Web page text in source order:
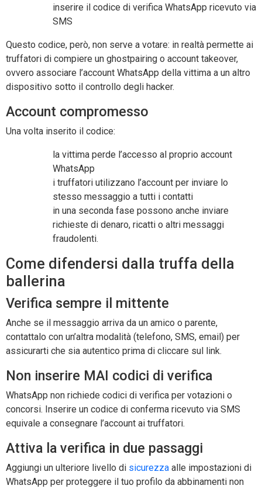
inserire il codice di verifica WhatsApp ricevuto via
SMS
Questo codice, però, non serve a votare: in realtà permette ai
truffatori di compiere un ghostpairing o account takeover,
ovvero associare l’account WhatsApp della vittima a un altro
dispositivo sotto il controllo degli hacker.
Account compromesso
Una volta inserito il codice:
la vittima perde l’accesso al proprio account
WhatsApp
i truffatori utilizzano l’account per inviare lo
stesso messaggio a tutti i contatti
in una seconda fase possono anche inviare
richieste di denaro, ricatti o altri messaggi
fraudolenti.
Come difendersi dalla truffa della
ballerina
Verifica sempre il mittente
Anche se il messaggio arriva da un amico o parente,
contattalo con un’altra modalità (telefono, SMS, email) per
assicurarti che sia autentico prima di cliccare sul link.
Non inserire MAI codici di verifica
WhatsApp non richiede codici di verifica per votazioni o
concorsi. Inserire un codice di conferma ricevuto via SMS
equivale a consegnare l’account ai truffatori.
Attiva la verifica in due passaggi
Aggiungi un ulteriore livello di sicurezza alle impostazioni di
WhatsApp per proteggere il tuo profilo da abbinamenti non